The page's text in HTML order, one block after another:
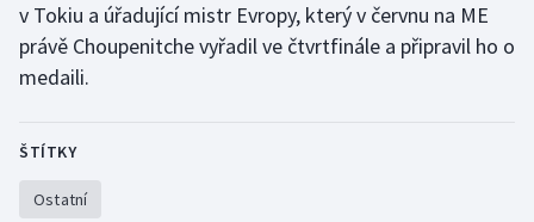
Lezení
Lyže a snowboard
Moderní pětiboj
Motorsport
v Tokiu a úřadující mistr Evropy, který v červnu na ME
právě Choupenitche vyřadil ve čtvrtfinále a připravil ho o
medaili.
ŠTÍTKY
Ostatní